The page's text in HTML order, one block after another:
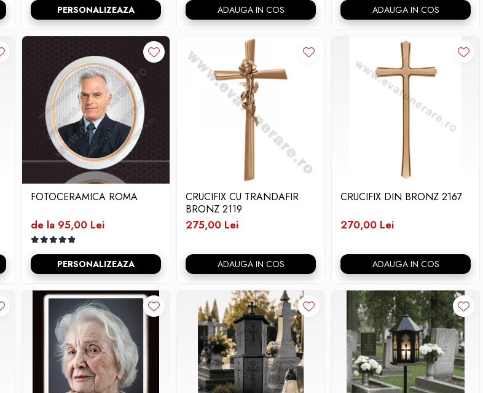
PERSONALIZEAZA ADAUGA IN COS ADAUGA IN COS
FOTOCERAMICA ROMA
de la 95,00 Lei
PERSONALIZEAZA
CRUCIFIX CU TRANDAFIR
BRONZ 2119
275,00 Lei
ADAUGA IN COS
CRUCIFIX DIN BRONZ 2167
270,00 Lei
ADAUGA IN COS